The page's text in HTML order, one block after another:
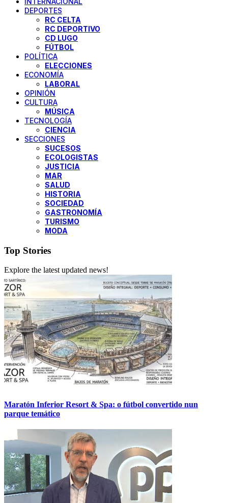
DEPORTES
RC CELTA
RC DEPORTIVO
CD LUGO
FÚTBOL
POLÍTICA
ELECCIONES
ECONOMÍA
LABORAL
OPINIÓN
CULTURA
MÚSICA
TECNOLOGÍA
CIENCIA
SECCIONES
SUCESOS
ECOLOGISTAS
JUSTICIA
MAR
SALUD
HISTORIA
SOCIEDAD
GASTRONOMÍA
TURISMO
MODA
Top Stories
Explore the latest updated news!
Maratón Inferior Resort & Spa: o fútbol convertido nun
parque temático